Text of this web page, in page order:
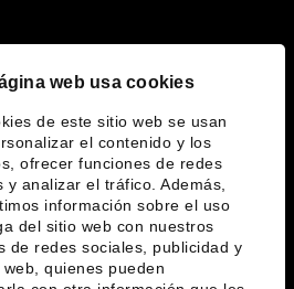
web usa cookies
de este sitio web se usan
el contenido y los
ofrecer funciones de redes
y analizar el tráfico. Además,
información sobre el uso
del sitio web con nuestros
de redes sociales, publicidad y
quienes pueden